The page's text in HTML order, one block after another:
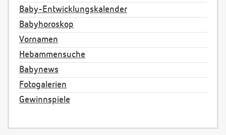
Baby-Entwicklungskalender
Babyhoroskop
Vornamen
Hebammensuche
Babynews
Fotogalerien
Gewinnspiele